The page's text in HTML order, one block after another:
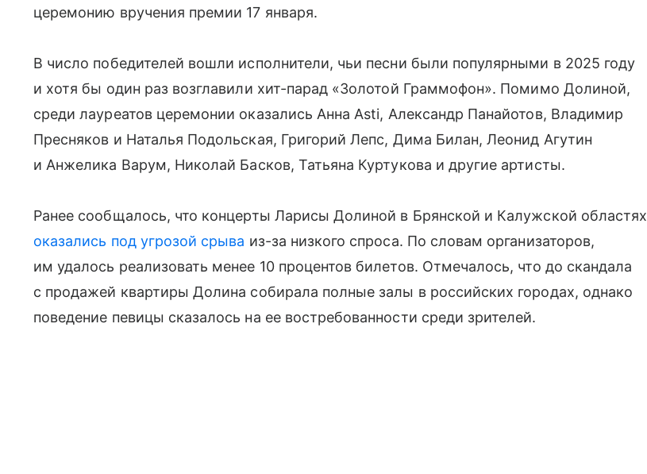
церемонию вручения премии 17 января.
В число победителей вошли исполнители, чьи песни были популярными в 2025 году
и хотя бы один раз возглавили хит-парад «Золотой Граммофон». Помимо Долиной,
среди лауреатов церемонии оказались Анна Asti, Александр Панайотов, Владимир
Пресняков и Наталья Подольская, Григорий Лепс, Дима Билан, Леонид Агутин
и Анжелика Варум, Николай Басков, Татьяна Куртукова и другие артисты.
Ранее сообщалось, что концерты Ларисы Долиной в Брянской и Калужской областях
оказались под угрозой срыва из-за низкого спроса. По словам организаторов,
им удалось реализовать менее 10 процентов билетов. Отмечалось, что до скандала
с продажей квартиры Долина собирала полные залы в российских городах, однако
поведение певицы сказалось на ее востребованности среди зрителей.